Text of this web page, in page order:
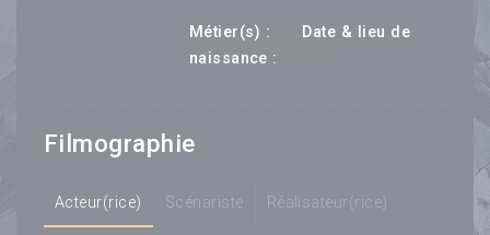
Métier(s) :
Date & lieu de
naissance :
Filmographie
Acteur(rice) Scénariste Réalisateur(rice)